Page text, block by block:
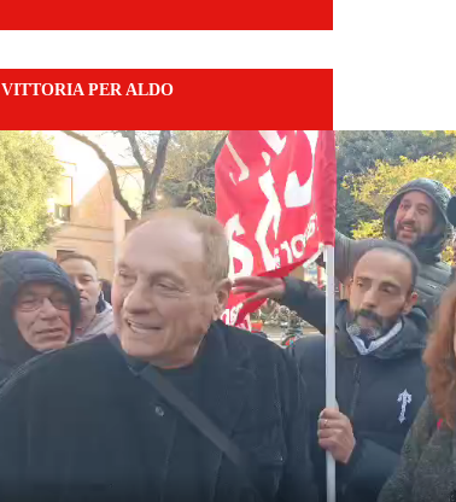
VITTORIA PER ALDO